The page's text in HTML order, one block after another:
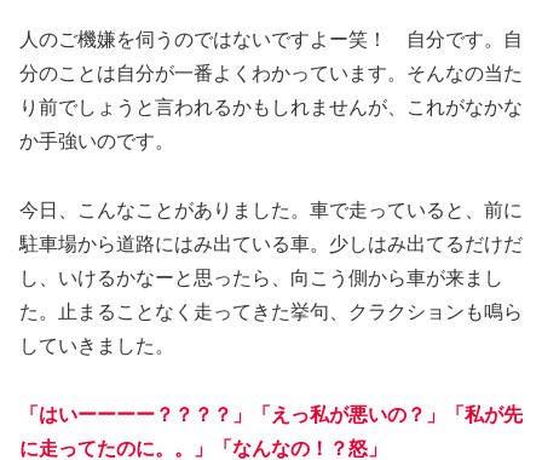
人のご機嫌を伺うのではないですよー笑！ 自分です。自
分のことは自分が一番よくわかっています。そんなの当た
り前でしょうと言われるかもしれませんが、これがなかな
か手強いのです。
今日、こんなことがありました。車で走っていると、前に
駐車場から道路にはみ出ている車。少しはみ出てるだけだ
し、いけるかなーと思ったら、向こう側から車が来まし
た。止まることなく走ってきた挙句、クラクションも鳴ら
していきました。
「はいーーーー？？？？」「えっ私が悪いの？」「私が先
に走ってたのに。。」「なんなの！？怒」